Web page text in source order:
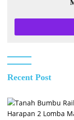
Recent Post